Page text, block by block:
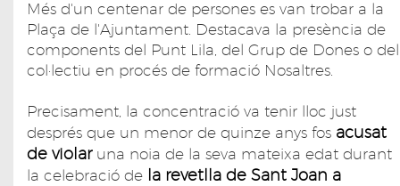
Més d'un centenar de persones es van trobar a la
Plaça de l'Ajuntament. Destacava la presència de
components del Punt Lila, del Grup de Dones o del
col·lectiu en procés de formació Nosaltres.
Precisament, la concentració va tenir lloc just
després que un menor de quinze anys fos acusat
de violar una noia de la seva mateixa edat durant
la celebració de la revetlla de Sant Joan a